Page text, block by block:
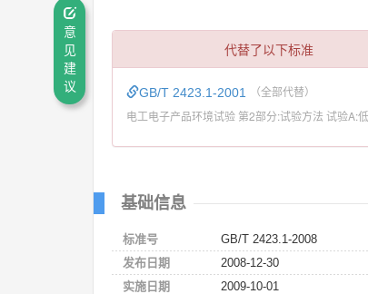
代替了以下标准
GB/T 2423.1-2001 （全部代替）
电工电子产品环境试验 第2部分:试验方法 试验A:
基础信息
标准号
GB/T 2423.1-2008
发布日期
2008-12-30
实施日期
2009-10-01
意
见
建
议